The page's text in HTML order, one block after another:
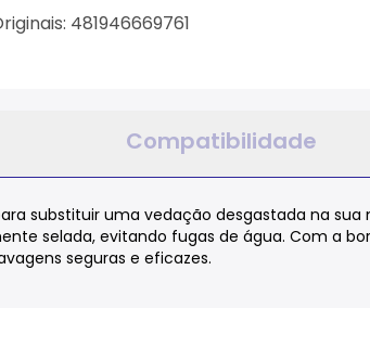
481946669761
Compatibilidade
substituir uma vedação desgastada na sua
selada, evitando fugas de água. Com a
seguras e eficazes.